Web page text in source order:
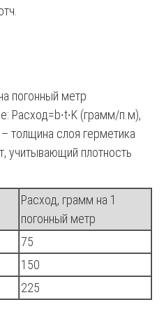
погонный метр
Расход=b∙t∙K (грамм/п.м),
толщина слоя герметика
учитывающий плотность
Расход, грамм на 1
погонный метр
75
150
225